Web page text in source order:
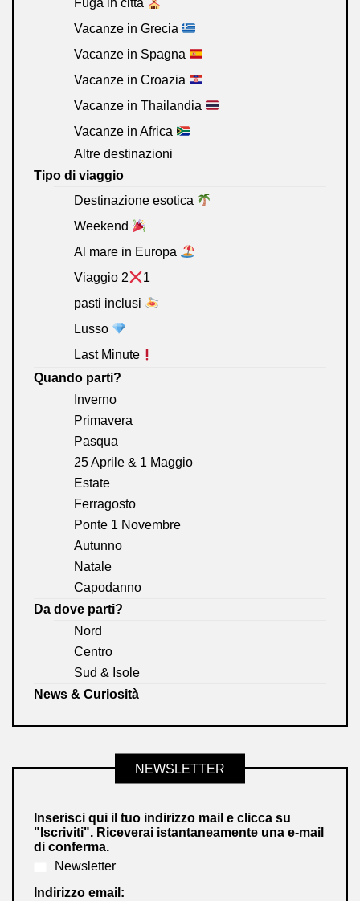
Fuga in città
Vacanze in Grecia
Vacanze in Spagna
Vacanze in Croazia
Vacanze in Thailandia
Vacanze in Africa
Altre destinazioni
Tipo di viaggio
Destinazione esotica
Weekend
Al mare in Europa
Viaggio 2
1
pasti inclusi
Lusso
Last Minute
Quando parti?
Inverno
Primavera
Pasqua
25 Aprile & 1 Maggio
Estate
Ferragosto
Ponte 1 Novembre
Autunno
Natale
Capodanno
Da dove parti?
Nord
Centro
Sud & Isole
News & Curiosità
NEWSLETTER
Inserisci qui il tuo indirizzo mail e clicca su
"Iscriviti". Riceverai istantaneamente una e-mail
di conferma.
Newsletter
Indirizzo email: